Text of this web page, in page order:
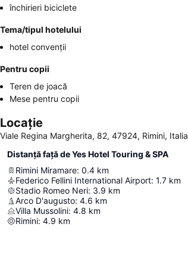
închirieri biciclete
Tema/tipul hotelului
hotel convenții
Pentru copii
Teren de joacă
Mese pentru copii
Locație
Viale Regina Margherita, 82, 47924, Rimini, Italia
Distanță față de Yes Hotel Touring & SPA
Rimini Miramare: 0.4 km
Federico Fellini International Airport: 1.7 km
Stadio Romeo Neri: 3.9 km
Arco D'augusto: 4.6 km
Villa Mussolini: 4.8 km
Rimini: 4.9 km